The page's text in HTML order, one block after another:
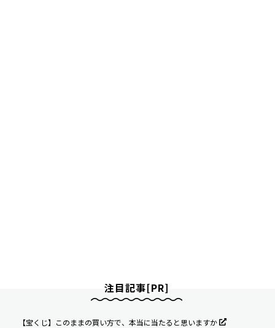
注目記事[PR]
【宝くじ】このままの買い方で、本当に当たると思いますか